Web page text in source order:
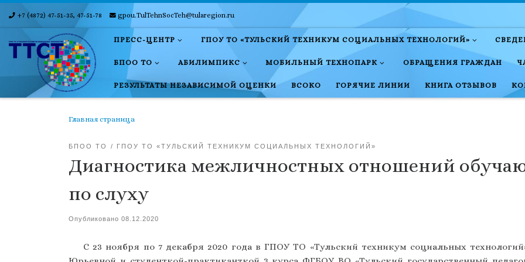
Skip to content
+7 (4872) 47-51-35, 47-51-78 gpou.TulTehnSocTeh@tularegion.ru
ПРЕСС-ЦЕНТР ГПОУ ТО «ТУЛЬСКИЙ ТЕХНИКУМ СОЦИАЛЬНЫХ ТЕХНОЛОГИЙ»
БПОО ТО АБИЛИМПИКС МОБИЛЬНЫЙ ТЕХНОПАРК ОБРАЩЕНИЯ ГРАЖДАН
РЕЗУЛЬТАТЫ НЕЗАВИСИМОЙ ОЦЕНКИ ВСОКО ГОРЯЧИЕ ЛИНИИ КНИГА ОТЗЫВОВ
Главная страница
БПОО ТО ГПОУ ТО «ТУЛЬСКИЙ ТЕХНИКУМ СОЦИАЛЬНЫХ ТЕХНОЛОГИЙ»
Диагностика межличностных отношений
по слуху
Опубликовано 08.12.2020
С 23 ноября по 7 декабря 2020 года в ГПОУ ТО «Тульский техникум социальных